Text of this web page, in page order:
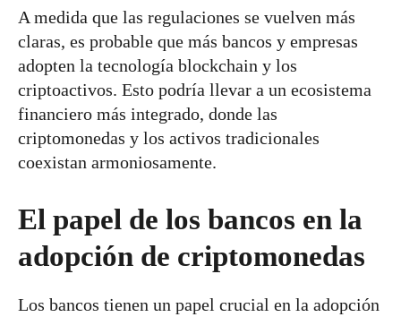
A medida que las regulaciones se vuelven más
claras, es probable que más bancos y empresas
adopten la tecnología blockchain y los
criptoactivos. Esto podría llevar a un ecosistema
financiero más integrado, donde las
criptomonedas y los activos tradicionales
coexistan armoniosamente.
El papel de los bancos en la
adopción de criptomonedas
Los bancos tienen un papel crucial en la adopción